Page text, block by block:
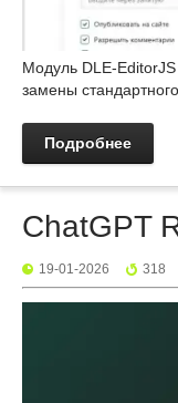
Модуль DLE-
замены
Подробнее
ChatGPT
19-01-2026 318